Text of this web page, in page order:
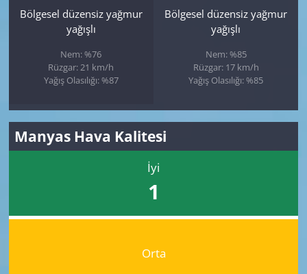
Bölgesel düzensiz yağmur
yağışlı
Nem: %76
Rüzgar: 21 km/h
Yağış Olasılığı: %87
Bölgesel düzensiz yağmur
yağışlı
Nem: %85
Rüzgar: 17 km/h
Yağış Olasılığı: %85
Manyas Hava Kalitesi
İyi
1
Orta